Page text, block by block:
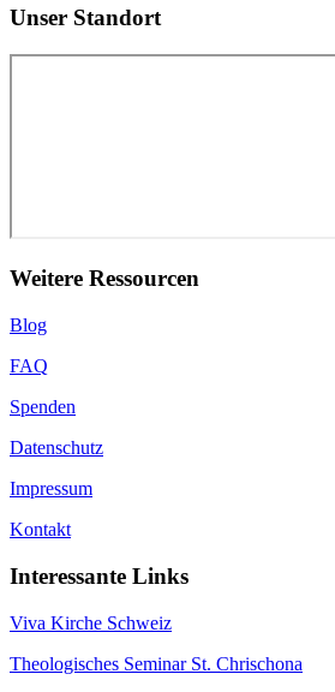
Unser Standort
Weitere Ressourcen
Blog
FAQ
Spenden
Datenschutz
Impressum
Kontakt
Interessante Links
Viva Kirche Schweiz
Theologisches Seminar St. Chrischona